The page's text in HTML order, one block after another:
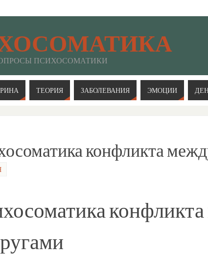
ПСИХОСОМАТИКИ
ТЕОРИЯ ЗАБОЛЕВАНИЯ ЭМОЦИИ
конфликта